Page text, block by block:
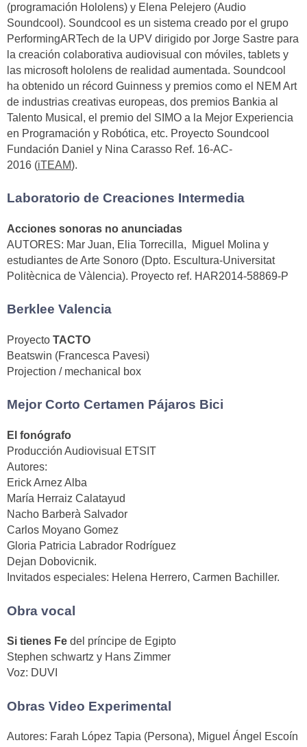
(programación Hololens) y Elena Pelejero (Audio
Soundcool). Soundcool es un sistema creado por el grupo
PerformingARTech de la UPV dirigido por Jorge Sastre para
la creación colaborativa audiovisual con móviles, tablets y
las microsoft hololens de realidad aumentada. Soundcool
ha obtenido un récord Guinness y premios como el NEM Art
de industrias creativas europeas, dos premios Bankia al
Talento Musical, el premio del SIMO a la Mejor Experiencia
en Programación y Robótica, etc. Proyecto Soundcool
Fundación Daniel y Nina Carasso Ref. 16-AC-
2016 (iTEAM).
Laboratorio de Creaciones Intermedia
Acciones sonoras no anunciadas
AUTORES: Mar Juan, Elia Torrecilla, Miguel Molina y
estudiantes de Arte Sonoro (Dpto. Escultura-Universitat
Politècnica de Vàlencia). Proyecto ref. HAR2014-58869-P
Berklee Valencia
Proyecto TACTO
Beatswin (Francesca Pavesi)
Projection / mechanical box
Mejor Corto Certamen Pájaros Bici
El fonógrafo
Producción Audiovisual ETSIT
Autores:
Erick Arnez Alba
María Herraiz Calatayud
Nacho Barberà Salvador
Carlos Moyano Gomez
Gloria Patricia Labrador Rodríguez
Dejan Dobovicnik.
Invitados especiales: Helena Herrero, Carmen Bachiller.
Obra vocal
Si tienes Fe del príncipe de Egipto
Stephen schwartz y Hans Zimmer
Voz: DUVI
Obras Video Experimental
Autores: Farah López Tapia (Persona), Miguel Ángel Escoín